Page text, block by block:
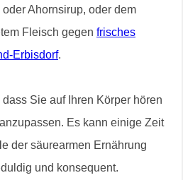
Ahornsirup, oder dem
Fleisch gegen frisches
Erbisdorf.
Sie auf Ihren Körper hören
Es kann einige Zeit
der säurearmen Ernährung
und konsequent.